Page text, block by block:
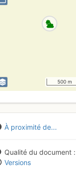
500 m
À proximité de...
Qualité du document
Versions